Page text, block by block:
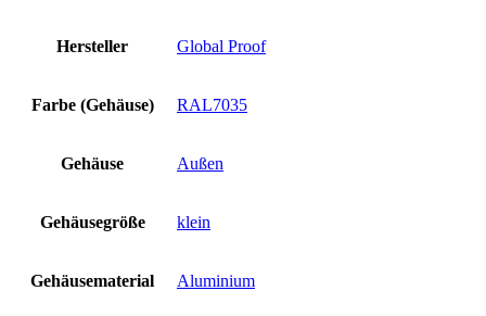
Hersteller Global Proof
Farbe (Gehäuse) RAL7035
Gehäuse Außen
Gehäusegröße klein
Gehäusematerial Aluminium